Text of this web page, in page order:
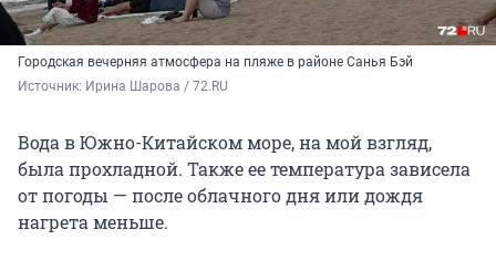
Городская вечерняя атмосфера на пляже в районе Санья Бэй
Источник: Ирина Шарова / 72.RU
Вода в Южно-Китайском море, на мой взгляд,
была прохладной. Также ее температура зависела
от погоды — после облачного дня или дождя
нагрета меньше.